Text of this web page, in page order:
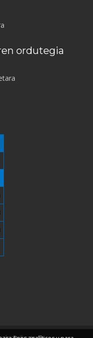
ordutegia